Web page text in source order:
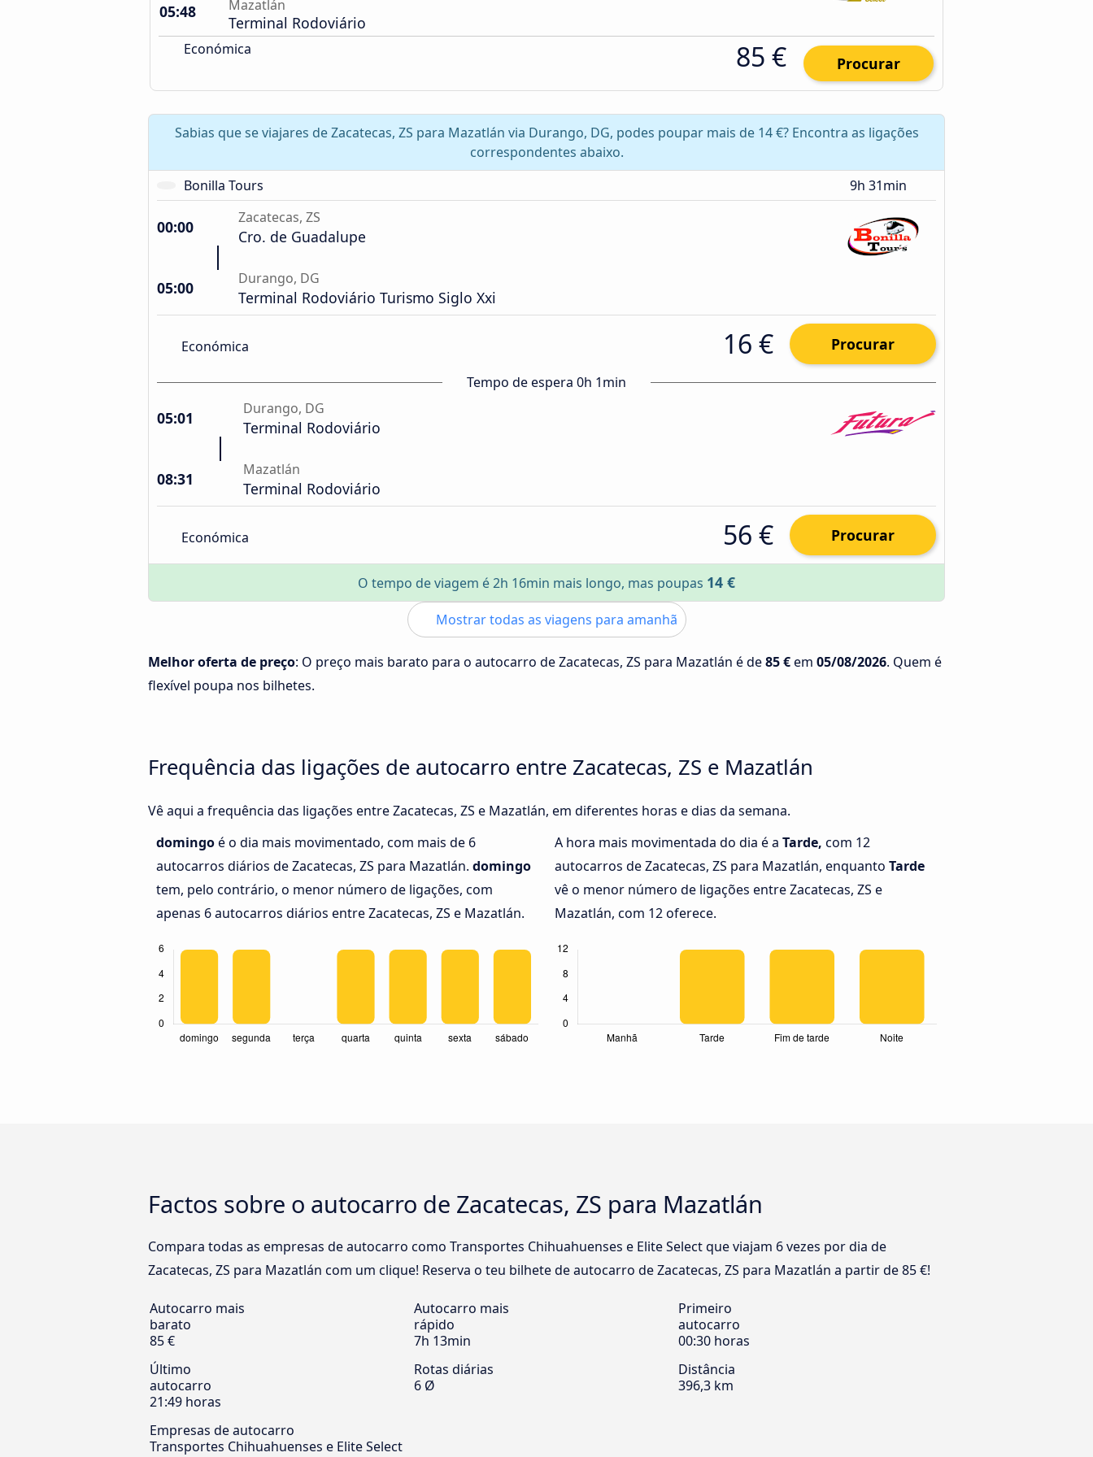
05:48
Mazatlán
Terminal Rodoviário
Económica 85 € Procurar
Sabias que se viajares de Zacatecas, ZS para Mazatlán via Durango, DG, podes poupar mais de 14 €? Encontra as ligações
correspondentes abaixo.
Bonilla Tours
9h 31min
00:00 Zacatecas, ZS
Cro. de Guadalupe
05:00 Durango, DG
Terminal Rodoviário Turismo Siglo Xxi
Económica 16 € Procurar
Tempo de espera 0h 1min
05:01 Durango, DG
Terminal Rodoviário
08:31 Mazatlán
Terminal Rodoviário
Económica 56 € Procurar
O tempo de viagem é 2h 16min mais longo, mas poupas 14 €
Mostrar todas as viagens para amanhã
Melhor oferta de preço: O preço mais barato para o autocarro de Zacatecas, ZS para Mazatlán é de85 €em 05/08/2026. Quem é
flexível poupa nos bilhetes.
Frequência das ligações de autocarro entre Zacatecas, ZS e Mazatlán
Vê aqui a frequência das ligações entre Zacatecas, ZS e Mazatlán, em diferentes horas e dias da semana.
domingoé o dia mais movimentado, com mais de 6
autocarros diários de Zacatecas, ZS para Mazatlán. domingo
tem, pelo contrário, o menor número de ligações, com
apenas 6 autocarros diários entre Zacatecas, ZS e Mazatlán.
A hora mais movimentada do dia é a Tarde, com 12
autocarros de Zacatecas, ZS para Mazatlán, enquanto Tarde
vê o menor número de ligações entre Zacatecas, ZS e
Mazatlán, com 12 oferece.
Factos sobre o autocarro de Zacatecas, ZS para Mazatlán
Compara todas as empresas de autocarro como Transportes Chihuahuenses e Elite Select que viajam 6 vezes por dia de
Zacatecas, ZS para Mazatlán com um clique! Reserva o teu bilhete de autocarro de Zacatecas, ZS para Mazatlán a partir de 85 €!
Autocarro mais
barato
85 €
Autocarro mais
rápido
7h 13min
Primeiro
autocarro
00:30 horas
Último
autocarro
21:49 horas
Rotas diárias
6 Ø
Distância
396,3 km
Empresas de autocarro
Transportes Chihuahuenses e Elite Select